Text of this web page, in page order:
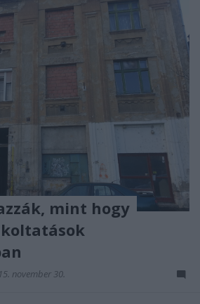
mint hogy
november 30.